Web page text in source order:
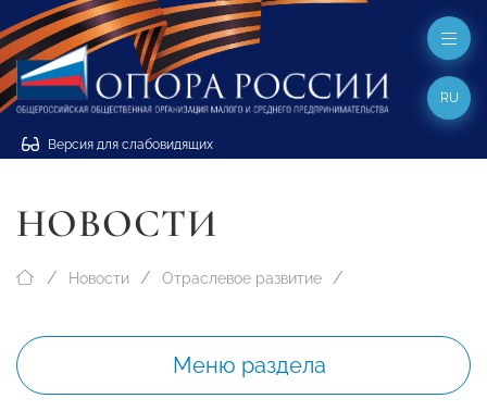
Версия для слабовидящих
RU
НОВОСТИ
Новости Отраслевое развитие
Меню раздела